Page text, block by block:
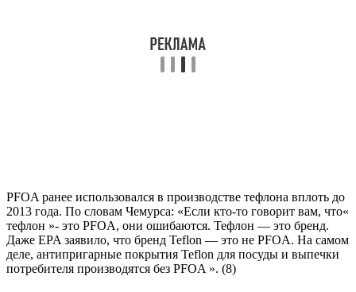
PFOA ранее использовался в производстве тефлона вплоть до
2013 года. По словам Чемурса: «Если кто-то говорит вам, что«
тефлон »- это PFOA, они ошибаются. Тефлон — это бренд.
Даже EPA заявило, что бренд Teflon — это не PFOA. На самом
деле, антипригарные покрытия Teflon для посуды и выпечки
потребителя производятся без PFOA ». (8)